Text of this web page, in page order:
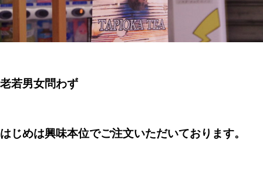
老若男女問わず
はじめは興味本位でご注文いただいております。